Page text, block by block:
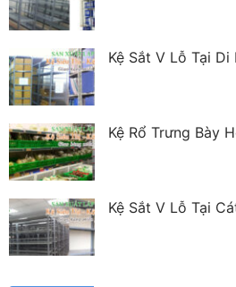
Kệ Sắt V Lỗ Tại
Kệ Rổ Trưng Bày
Kệ Sắt V Lỗ Tại